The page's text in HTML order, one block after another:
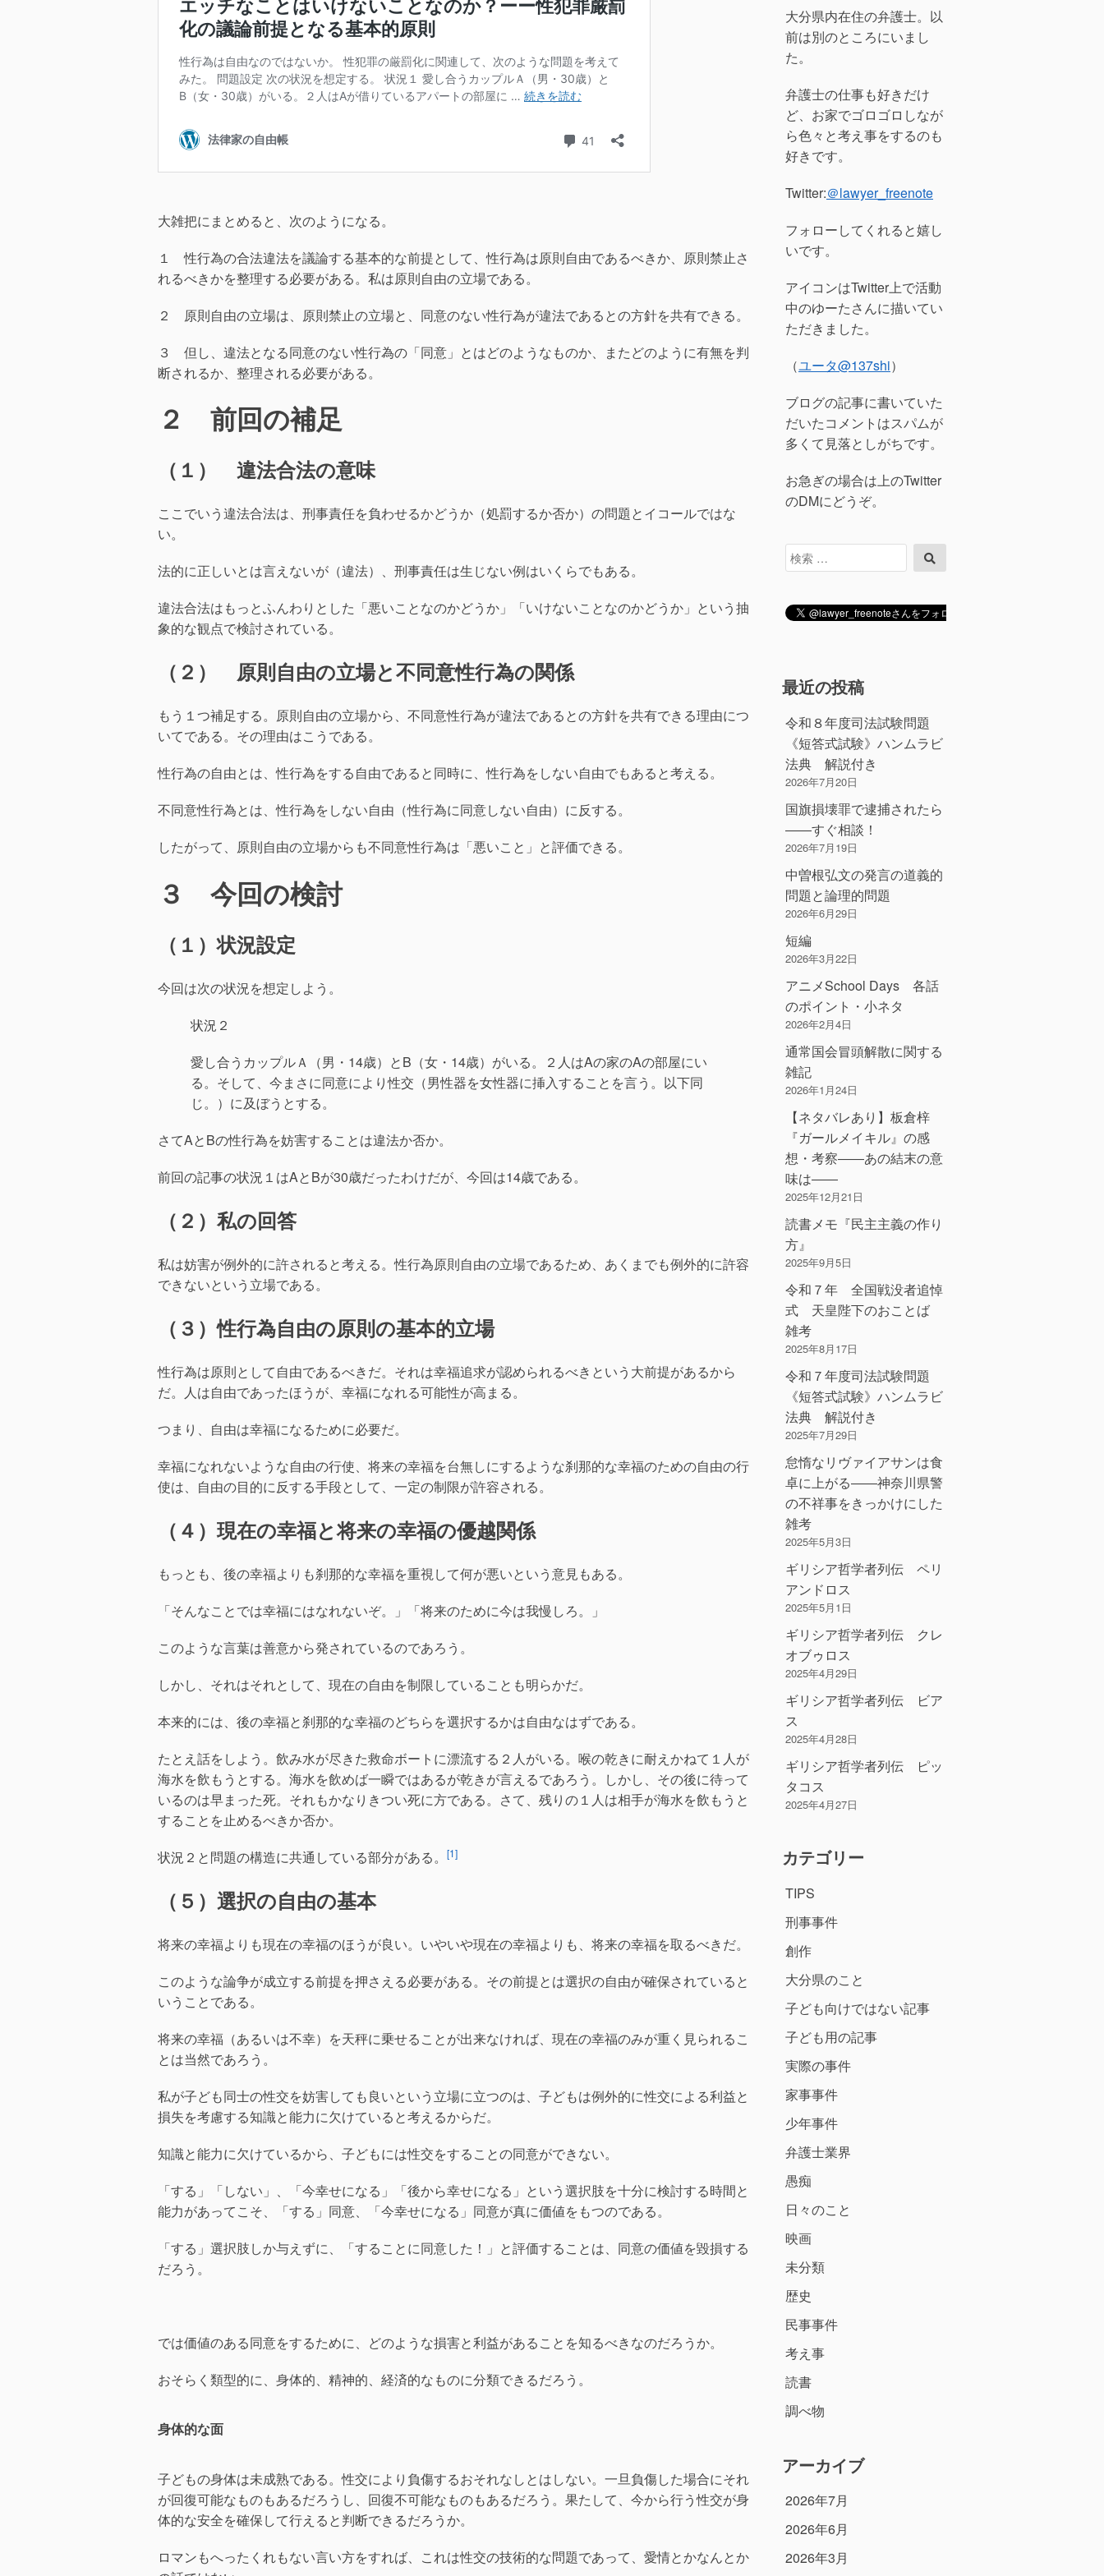
k
大雑把にまとめると、次のようになる。
１ 性行為の合法違法を議論する基本的な前提として、性行為は原則自由であるべきか、原則禁止さ
れるべきかを整理する必要がある。私は原則自由の立場である。
２ 原則自由の立場は、原則禁止の立場と、同意のない性行為が違法であるとの方針を共有できる。
３ 但し、違法となる同意のない性行為の「同意」とはどのようなものか、またどのように有無を判
断されるか、整理される必要がある。
２ 前回の補足
（１） 違法合法の意味
ここでいう違法合法は、刑事責任を負わせるかどうか（処罰するか否か）の問題とイコールではな
い。
法的に正しいとは言えないが（違法）、刑事責任は生じない例はいくらでもある。
違法合法はもっとふんわりとした「悪いことなのかどうか」「いけないことなのかどうか」という抽
象的な観点で検討されている。
（２） 原則自由の立場と不同意性行為の関係
もう１つ補足する。原則自由の立場から、不同意性行為が違法であるとの方針を共有できる理由につ
いてである。その理由はこうである。
性行為の自由とは、性行為をする自由であると同時に、性行為をしない自由でもあると考える。
不同意性行為とは、性行為をしない自由（性行為に同意しない自由）に反する。
したがって、原則自由の立場からも不同意性行為は「悪いこと」と評価できる。
３ 今回の検討
（１）状況設定
今回は次の状況を想定しよう。
状況２
愛し合うカップルＡ（男・14歳）とB（女・14歳）がいる。２人はAの家のAの部屋にい
る。そして、今まさに同意により性交（男性器を女性器に挿入することを言う。以下同
じ。）に及ぼうとする。
さてAとBの性行為を妨害することは違法か否か。
前回の記事の状況１はAとBが30歳だったわけだが、今回は14歳である。
（２）私の回答
私は妨害が例外的に許されると考える。性行為原則自由の立場であるため、あくまでも例外的に許容
できないという立場である。
（３）性行為自由の原則の基本的立場
性行為は原則として自由であるべきだ。それは幸福追求が認められるべきという大前提があるから
だ。人は自由であったほうが、幸福になれる可能性が高まる。
つまり、自由は幸福になるために必要だ。
幸福になれないような自由の行使、将来の幸福を台無しにするような刹那的な幸福のための自由の行
使は、自由の目的に反する手段として、一定の制限が許容される。
（４）現在の幸福と将来の幸福の優越関係
もっとも、後の幸福よりも刹那的な幸福を重視して何が悪いという意見もある。
「そんなことでは幸福にはなれないぞ。」「将来のために今は我慢しろ。」
このような言葉は善意から発されているのであろう。
しかし、それはそれとして、現在の自由を制限していることも明らかだ。
本来的には、後の幸福と刹那的な幸福のどちらを選択するかは自由なはずである。
たとえ話をしよう。飲み水が尽きた救命ボートに漂流する２人がいる。喉の乾きに耐えかねて１人が
海水を飲もうとする。海水を飲めば一瞬ではあるが乾きが言えるであろう。しかし、その後に待って
いるのは早まった死。それもかなりきつい死に方である。さて、残りの１人は相手が海水を飲もうと
することを止めるべきか否か。
状況２と問題の構造に共通している部分がある。
[1]
（５）選択の自由の基本
将来の幸福よりも現在の幸福のほうが良い。いやいや現在の幸福よりも、将来の幸福を取るべきだ。
このような論争が成立する前提を押さえる必要がある。その前提とは選択の自由が確保されていると
いうことである。
将来の幸福（あるいは不幸）を天秤に乗せることが出来なければ、現在の幸福のみが重く見られるこ
とは当然であろう。
私が子ども同士の性交を妨害しても良いという立場に立つのは、子どもは例外的に性交による利益と
損失を考慮する知識と能力に欠けていると考えるからだ。
知識と能力に欠けているから、子どもには性交をすることの同意ができない。
「する」「しない」、「今幸せになる」「後から幸せになる」という選択肢を十分に検討する時間と
能力があってこそ、「する」同意、「今幸せになる」同意が真に価値をもつのである。
「する」選択肢しか与えずに、「することに同意した！」と評価することは、同意の価値を毀損する
だろう。
では価値のある同意をするために、どのような損害と利益があることを知るべきなのだろうか。
おそらく類型的に、身体的、精神的、経済的なものに分類できるだろう。
身体的な面
子どもの身体は未成熟である。性交により負傷するおそれなしとはしない。一旦負傷した場合にそれ
が回復可能なものもあるだろうし、回復不可能なものもあるだろう。果たして、今から行う性交が身
体的な安全を確保して行えると判断できるだろうか。
ロマンもへったくれもない言い方をすれば、これは性交の技術的な問題であって、愛情とかなんとか
大分県内在住の弁護士。以
前は別のところにいまし
た。
弁護士の仕事も好きだけ
ど、お家でゴロゴロしなが
ら色々と考え事をするのも
好きです。
Twitter:＠lawyer_freenote
フォローしてくれると嬉し
いです。
アイコンはTwitter上で活動
中のゆーたさんに描いてい
ただきました。
（ユータ@137shi）
ブログの記事に書いていた
だいたコメントはスパムが
多くて見落としがちです。
お急ぎの場合は上のTwitter
のDMにどうぞ。
検
索
索
最近の投稿
令和８年度司法試験問題
《短答式試験》ハンムラビ
法典 解説付き
2026年7月20日
国旗損壊罪で逮捕されたら
――すぐ相談！
2026年7月19日
中曽根弘文の発言の道義的
問題と論理的問題
2026年6月29日
短編
2026年3月22日
アニメSchool Days 各話
のポイント・小ネタ
2026年2月4日
通常国会冒頭解散に関する
雑記
2026年1月24日
【ネタバレあり】板倉梓
『ガールメイキル』の感
想・考察――あの結末の意
味は――
2025年12月21日
読書メモ『民主主義の作り
方』
2025年9月5日
令和７年 全国戦没者追悼
式 天皇陛下のおことば
雑考
2025年8月17日
令和７年度司法試験問題
《短答式試験》ハンムラビ
法典 解説付き
2025年7月29日
怠惰なリヴァイアサンは食
卓に上がる――神奈川県警
の不祥事をきっかけにした
雑考
2025年5月3日
ギリシア哲学者列伝 ペリ
アンドロス
2025年5月1日
ギリシア哲学者列伝 クレ
オブゥロス
2025年4月29日
ギリシア哲学者列伝 ビア
ス
2025年4月28日
ギリシア哲学者列伝 ピッ
タコス
2025年4月27日
カテゴリー
TIPS
刑事事件
創作
大分県のこと
子ども向けではない記事
子ども用の記事
実際の事件
家事事件
少年事件
弁護士業界
愚痴
日々のこと
映画
未分類
歴史
民事事件
考え事
読書
調べ物
アーカイブ
2026年7月
2026年6月
2026年3月